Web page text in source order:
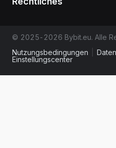
© 2025-2026 Bybit.eu. Alle
Nutzungsbedingungen
Einstellungscenter